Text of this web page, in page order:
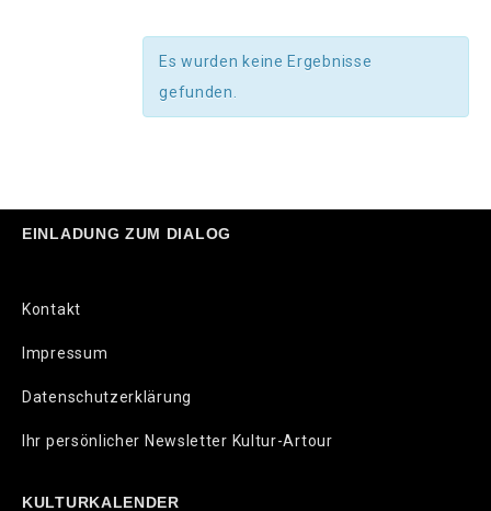
Es wurden keine Ergebnisse
gefunden.
EINLADUNG ZUM DIALOG
Kontakt
Impressum
Datenschutzerklärung
Ihr persönlicher Newsletter Kultur-Artour
KULTURKALENDER